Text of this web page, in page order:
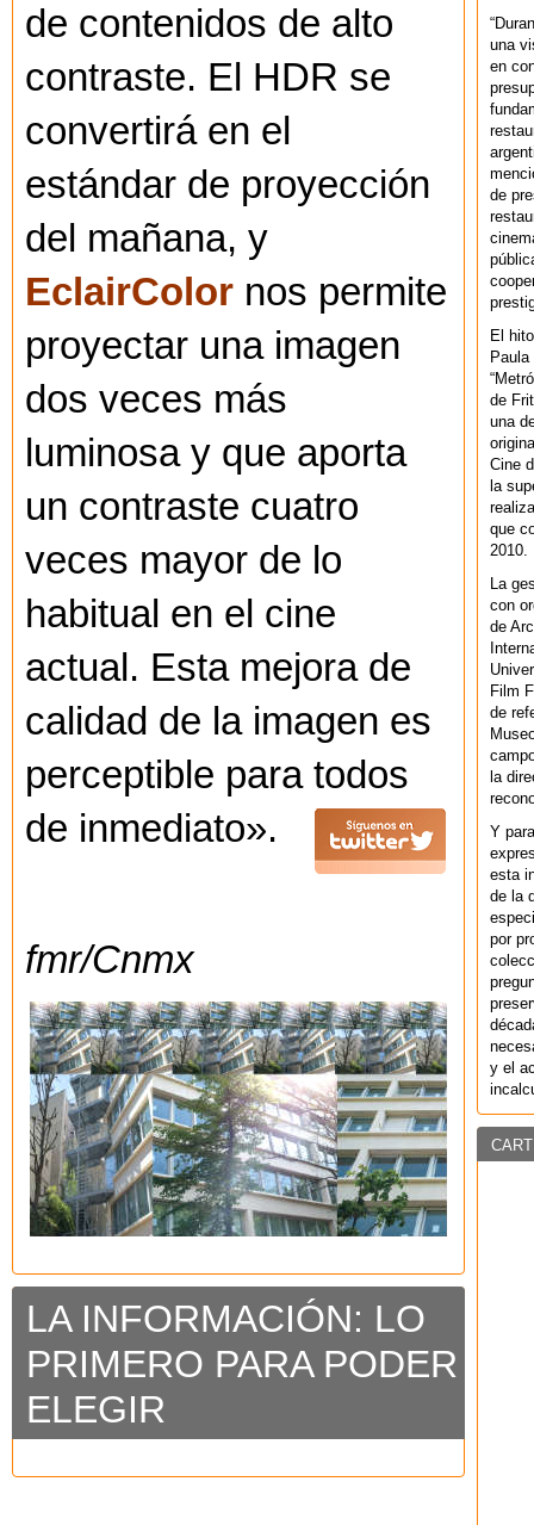
de contenidos de alto
contraste. El HDR se
convertirá en el
estándar de proyección
del mañana, y
EclairColor nos permite
proyectar una imagen
dos veces más
luminosa y que aporta
un contraste cuatro
veces mayor de lo
habitual en el cine
actual. Esta mejora de
calidad de la imagen es
perceptible para todos
de inmediato».
fmr/Cnmx
LA INFORMACIÓN: LO
PRIMERO PARA PODER
ELEGIR
una
en
de
El
de
una
Cine
la
que
2010.
La
con
de
Film
de
la
Y
esta
de la
por
y el